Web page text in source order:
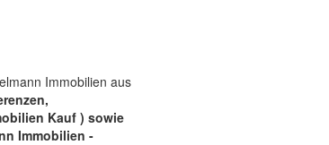
Immobilien aus
Kauf ) sowie
Immobilien -